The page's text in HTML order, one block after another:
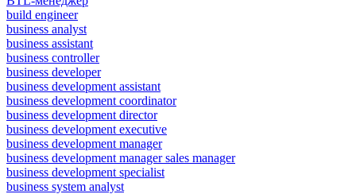
build engineer
business analyst
business assistant
business controller
business developer
business development assistant
business development coordinator
business development director
business development executive
business development manager
business development manager sales manager
business development specialist
business system analyst